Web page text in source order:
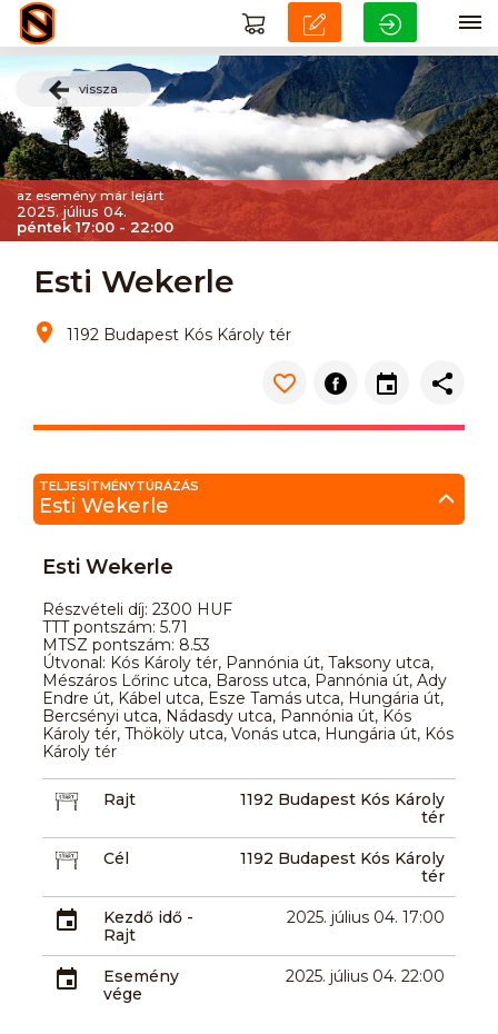
vissza
az esemény már lejárt
2025. július 04.
péntek 17:00 - 22:00
Esti Wekerle
1192 Budapest Kós Károly tér
TELJESÍTMÉNYTÚRÁZÁS
Esti Wekerle
Esti Wekerle
Részvételi díj: 2300 HUF
TTT pontszám: 5.71
MTSZ pontszám: 8.53
Útvonal: Kós Károly tér, Pannónia út, Taksony utca,
Mészáros Lőrinc utca, Baross utca, Pannónia út, Ady
Endre út, Kábel utca, Esze Tamás utca, Hungária út,
Bercsényi utca, Nádasdy utca, Pannónia út, Kós
Károly tér, Thököly utca, Vonás utca, Hungária út, Kós
Károly tér
Rajt
1192 Budapest Kós Károly
tér
Cél
1192 Budapest Kós Károly
tér
Kezdő idő -
Rajt
2025. július 04. 17:00
Esemény
vége
2025. július 04. 22:00